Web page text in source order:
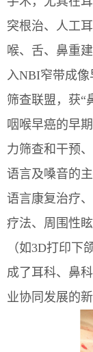
突根治、人工
喉、舌、鼻重
入NBI窄带成
筛查联盟，获“
咽喉早癌的早
力筛查和干预
语言及嗓音的
语言康复治疗
疗法、周围性
（如3D打印下
成了耳科、鼻
业协同发展的新